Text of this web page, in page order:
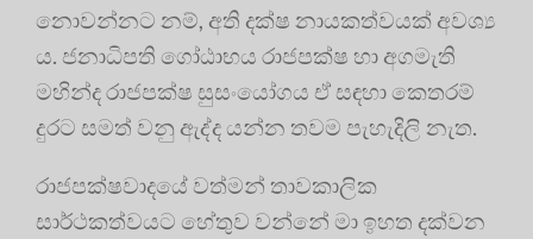
නොවන්නට නම්, අති දක්ෂ නායකත්වයක් අවශ්‍ය
ය. ජනාධිපති ගෝඨාභය රාජපක්ෂ හා අගමැති
මහින්ද රාජපක්ෂ සුසංයෝගය ඒ සඳහා කෙතරම්
දුරට සමත් වනු ඇද්ද යන්න තවම පැහැදිලි නැත.
රාජපක්ෂවාදයේ වත්මන් තාවකාලික
සාර්ථකත්වයට හේතුව වන්නේ මා ඉහත දක්වන